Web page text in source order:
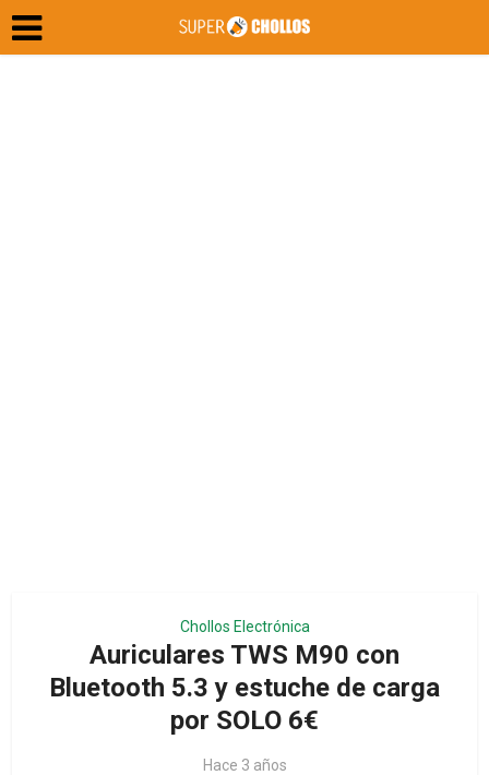
Chollos Electrónica
Auriculares TWS M90 con
Bluetooth 5.3 y estuche de carga
por SOLO 6€
Hace 3 años